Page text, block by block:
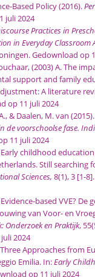
Based Policy (2016).
juli 2024
Practices in
in Everyday Classroom
Gedownload op
(2003) A. The
support and family
A literature
op 11 juli 2024
& Daalen, M. van (2015).
de voorschoolse fase.
11 juli 2024
Early childhood
Still searching
Sciences, 8(1), 3 [1-
based VVE? De
van Voor- en
Onderzoek en Praktijk,
2024
Three Approaches from
Emilia. In:Early
op 11 juli 2024